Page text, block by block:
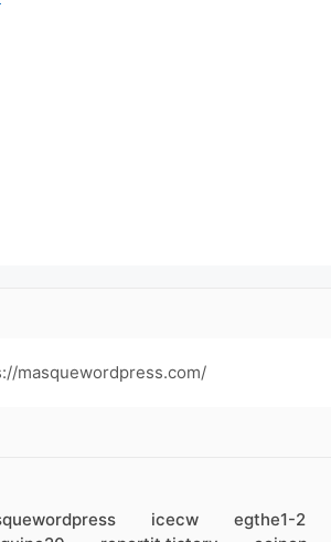
masquewordpress.com/
icecw
egthe1-2